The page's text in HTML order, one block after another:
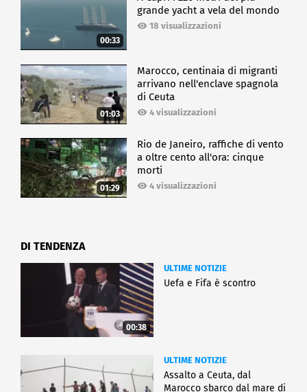
00:33
grande yacht a vela del mondo
18 visualizzazioni
01:03
Marocco, centinaia di migranti
arrivano nell'enclave spagnola
di Ceuta
4 visualizzazioni
01:29
Rio de Janeiro, raffiche di vento
a oltre cento all'ora: cinque
morti
4 visualizzazioni
DI TENDENZA
00:38
ULTIME NOTIZIE
Uefa e Fifa è scontro
ULTIME NOTIZIE
Assalto a Ceuta, dal
Marocco sbarco dal mare di